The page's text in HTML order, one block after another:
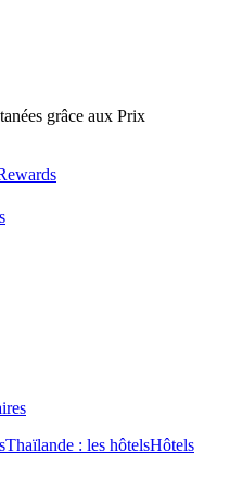
grâce aux Prix
Thaïlande : les hôtelsHôtels